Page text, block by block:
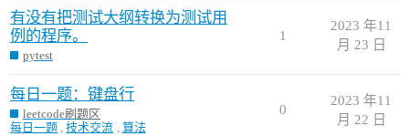
有没有把测试大纲转换为测试用
例的程序。
pytest
1
2023 年11
月 23 日
每日一题：键盘行
leetcode刷题区
每日一题 ,技术交流 , 算法
0
2023 年11
月 22 日